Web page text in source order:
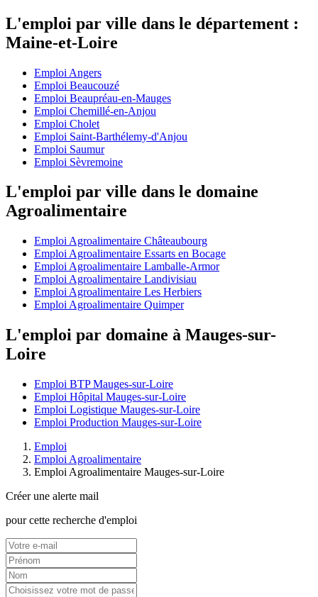
L'emploi par ville dans le département :
Maine-et-Loire
Emploi Angers
Emploi Beaucouzé
Emploi Beaupréau-en-Mauges
Emploi Chemillé-en-Anjou
Emploi Cholet
Emploi Saint-Barthélemy-d'Anjou
Emploi Saumur
Emploi Sèvremoine
L'emploi par ville dans le domaine
Agroalimentaire
Emploi Agroalimentaire Châteaubourg
Emploi Agroalimentaire Essarts en Bocage
Emploi Agroalimentaire Lamballe-Armor
Emploi Agroalimentaire Landivisiau
Emploi Agroalimentaire Les Herbiers
Emploi Agroalimentaire Quimper
L'emploi par domaine à Mauges-sur-
Loire
Emploi BTP Mauges-sur-Loire
Emploi Hôpital Mauges-sur-Loire
Emploi Logistique Mauges-sur-Loire
Emploi Production Mauges-sur-Loire
Emploi
Emploi Agroalimentaire
Emploi Agroalimentaire Mauges-sur-Loire
Créer une alerte mail
pour cette recherche d'emploi